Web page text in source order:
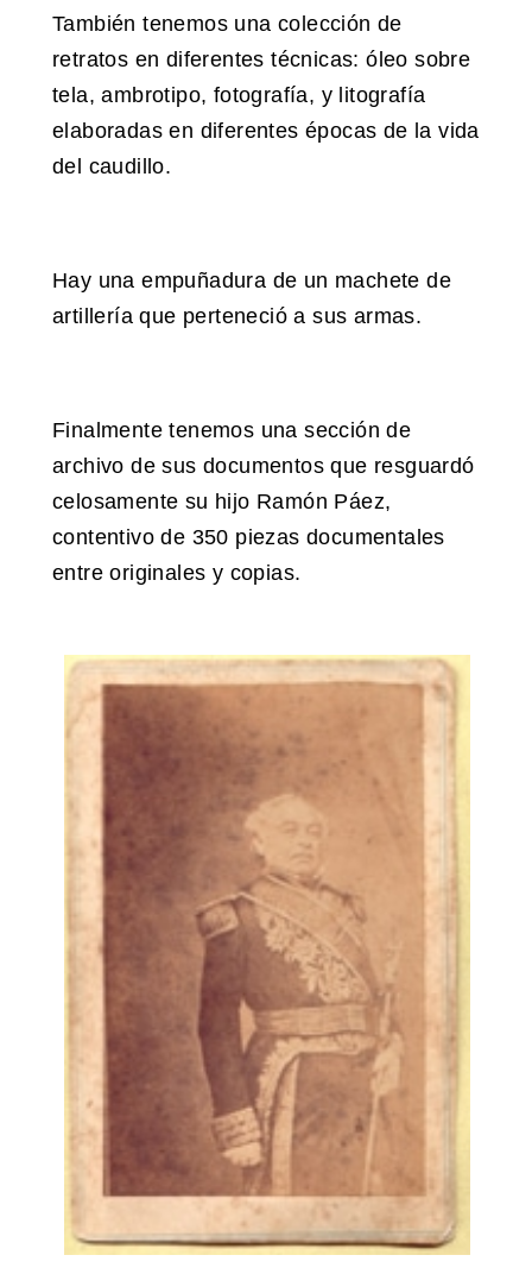
También tenemos una colección de
retratos en diferentes técnicas: óleo sobre
tela, ambrotipo, fotografía, y litografía
elaboradas en diferentes épocas de la vida
del caudillo.
Hay una empuñadura de un machete de
artillería que perteneció a sus armas.
Finalmente tenemos una sección de
archivo de sus documentos que resguardó
celosamente su hijo Ramón Páez,
contentivo de 350 piezas documentales
entre originales y copias.